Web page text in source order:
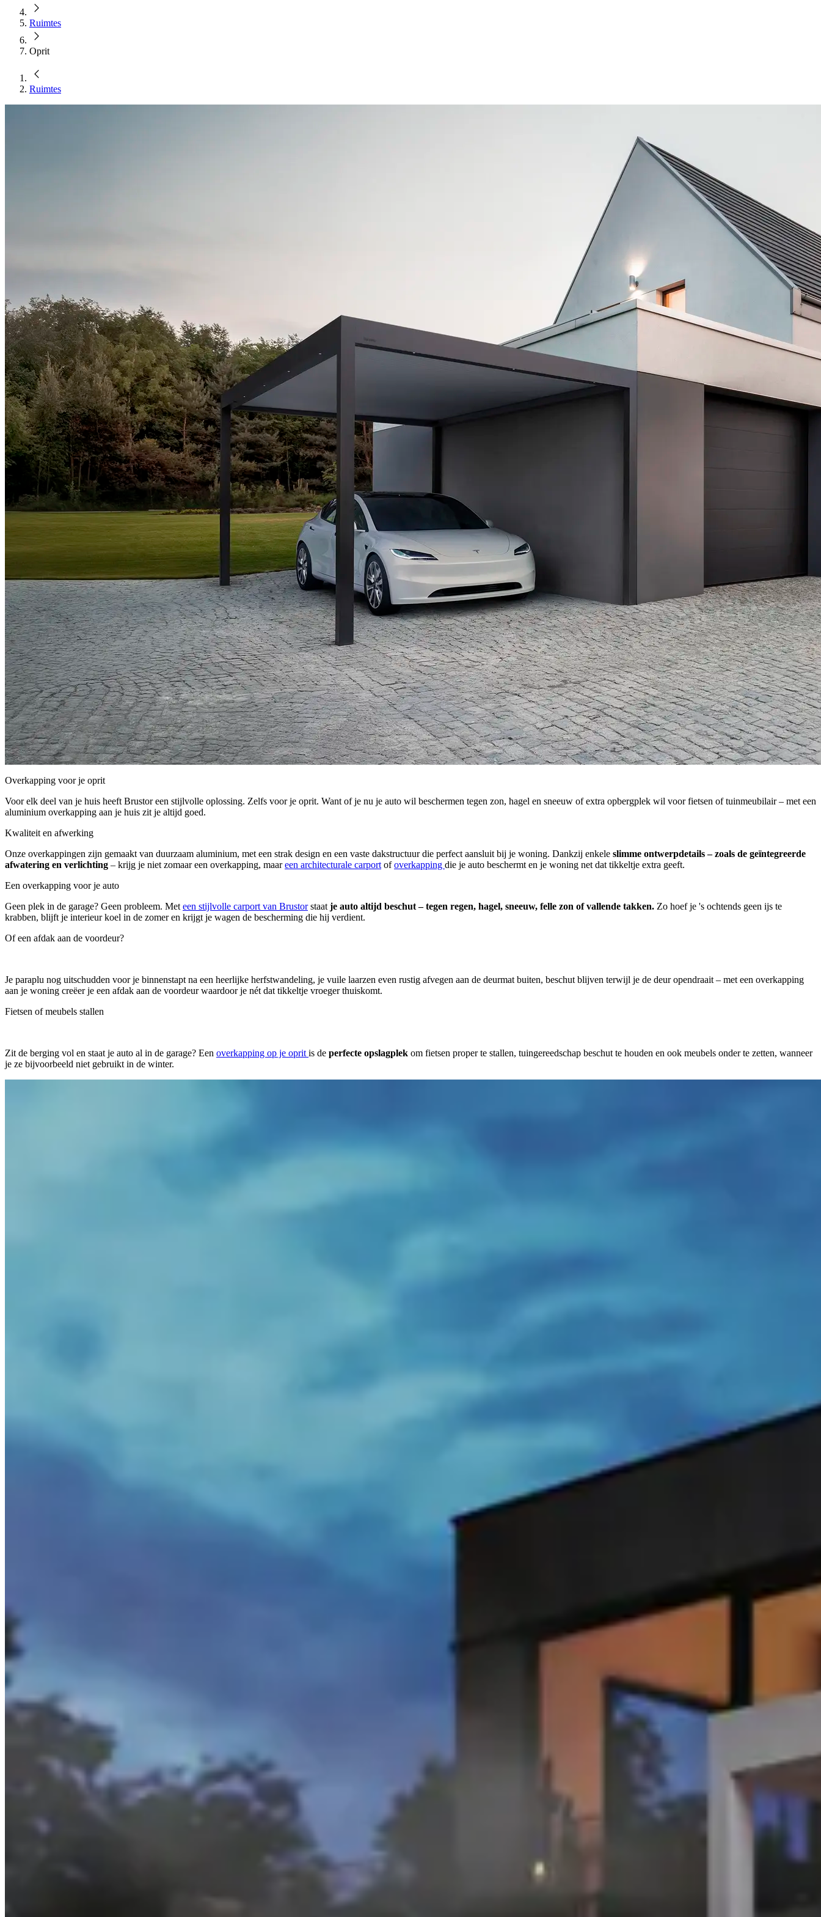
Ruimtes
Oprit
Ruimtes
Overkapping voor je oprit
Voor elk deel van je huis heeft Brustor een stijlvolle oplossing. Zelfs voor je oprit. Want of je nu je auto wil beschermen tegen zon, hagel en sneeuw of extra opbergplek wil voor fietsen of tuinmeubilair – met een
aluminium overkapping aan je huis zit je altijd goed.
Kwaliteit en afwerking
Onze overkappingen zijn gemaakt van duurzaam aluminium, met een strak design en een vaste dakstructuur die perfect aansluit bij je woning. Dankzij enkele slimme ontwerpdetails – zoals de geïntegreerde
afwatering en verlichting – krijg je niet zomaar een overkapping, maareen architecturale carport ofoverkapping die je auto beschermt en je woning net dat tikkeltje extra geeft.
Een overkapping voor je auto
Geen plek in de garage? Geen probleem. Met een stijlvolle carport van Brustorstaat je auto altijd beschut – tegen regen, hagel, sneeuw, felle zon of vallende takken. Zo hoef je 's ochtends geen ijs te
krabben, blijft je interieur koel in de zomer en krijgt je wagen de bescherming die hij verdient.
Of een afdak aan de voordeur?
Je paraplu nog uitschudden voor je binnenstapt na een heerlijke herfstwandeling, je vuile laarzen even rustig afvegen aan de deurmat buiten, beschut blijven terwijl je de deur opendraait – met een overkapping
aan je woning creëer je een afdak aan de voordeur waardoor je nét dat tikkeltje vroeger thuiskomt.
Fietsen of meubels stallen
Zit de berging vol en staat je auto al in de garage? Een overkapping op je oprit is de perfecte opslagplek om fietsen proper te stallen, tuingereedschap beschut te houden en ook meubels onder te zetten, wanneer
je ze bijvoorbeeld niet gebruikt in de winter.